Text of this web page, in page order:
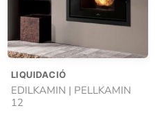
LIQUIDACIÓ
EDILKAMIN | PELLKAMIN
12